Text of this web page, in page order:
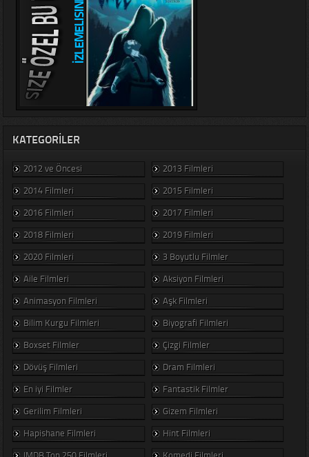
KATEGORILER
2012 ve Öncesi
2013 Filmleri
2014 Filmleri
2015 Filmleri
2016 Filmleri
2017 Filmleri
2018 Filmleri
2019 Filmleri
2020 Filmleri
3 Boyutlu Filmler
Aile Filmleri
Aksiyon Filmleri
Animasyon Filmleri
Aşk Filmleri
Bilim Kurgu Filmleri
Biyografi Filmleri
Boxset Filmler
Çizgi Filmler
Dövüş Filmleri
Dram Filmleri
En iyi Filmler
Fantastik Filmler
Gerilim Filmleri
Gizem Filmleri
Hapishane Filmleri
Hint Filmleri